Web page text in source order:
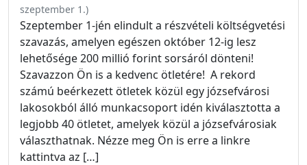
szeptember 1.)
Szeptember 1-jén elindult a részvételi költségvetési
szavazás, amelyen egészen október 12-ig lesz
lehetősége 200 millió forint sorsáról dönteni!
Szavazzon Ön is a kedvenc ötletére! A rekord
számú beérkezett ötletek közül egy józsefvárosi
lakosokból álló munkacsoport idén kiválasztotta a
legjobb 40 ötletet, amelyek közül a józsefvárosiak
választhatnak. Nézze meg Ön is erre a linkre
kattintva az […]